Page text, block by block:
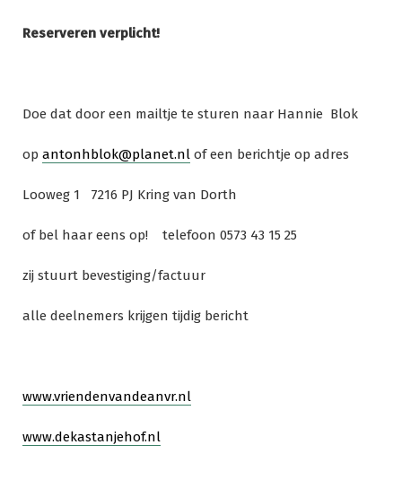
Reserveren verplicht!
Doe dat door een mailtje te sturen naar Hannie Blok
op antonhblok@planet.nl of een berichtje op adres
Looweg 1 7216 PJ Kring van Dorth
of bel haar eens op! telefoon 0573 43 15 25
zij stuurt bevestiging/factuur
alle deelnemers krijgen tijdig bericht
www.vriendenvandeanvr.nl
www.dekastanjehof.nl